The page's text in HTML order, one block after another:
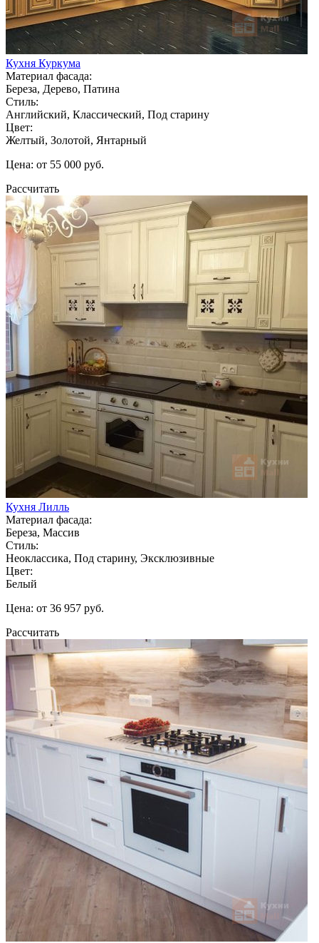
Кухня Куркума
Материал фасада:
Береза, Дерево, Патина
Стиль:
Английский, Классический, Под старину
Цвет:
Желтый, Золотой, Янтарный
Цена: от 55 000 руб.
Рассчитать
Кухня Лилль
Материал фасада:
Береза, Массив
Стиль:
Неоклассика, Под старину, Эксклюзивные
Цвет:
Белый
Цена: от 36 957 руб.
Рассчитать